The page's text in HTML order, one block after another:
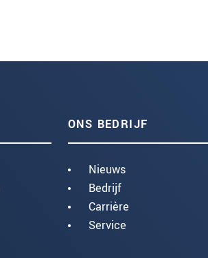
ONS BEDRIJF
Nieuws
Bedrijf
Carrière
Service